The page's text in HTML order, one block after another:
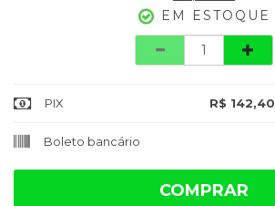
EM ESTOQUE
PIX R$ 142,40
Boleto bancário
COMPRAR